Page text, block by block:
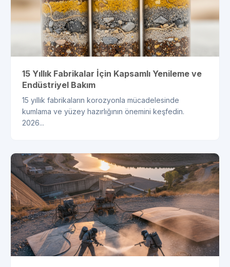
15 Yıllık Fabrikalar İçin Kapsamlı Yenileme ve
Endüstriyel Bakım
15 yıllık fabrikaların korozyonla mücadelesinde
kumlama ve yüzey hazırlığının önemini keşfedin.
2026...